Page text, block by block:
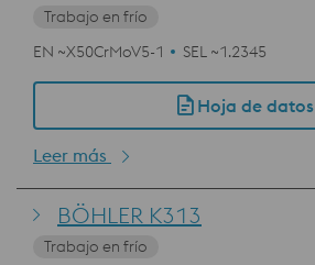
Trabajo en frío
EN ~X50CrMoV5-1
SEL ~1.2345
Hoja de datos
Leer más
BÖHLER K313
Trabajo en frío